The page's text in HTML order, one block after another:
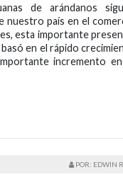
de arándanos
nuestro país en el
esta importante
en el rápido
incremento
POR: EDWIN